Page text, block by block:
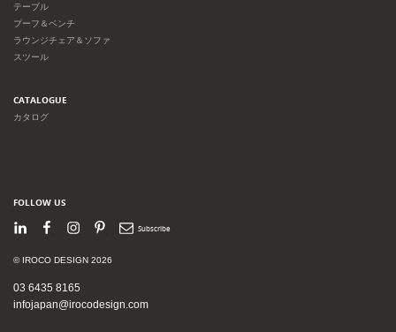
テーブル
プーフ＆ベンチ
ラウンジチェア＆ソファ
スツール
CATALOGUE
カタログ
FOLLOW US
LinkedInFacebook
Instagram
PinterestNewsletter
© IROCO DESIGN 2026
03 6435 8165
infojapan@irocodesign.com